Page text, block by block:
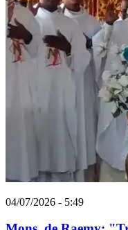
04/07/2026 - 5:49